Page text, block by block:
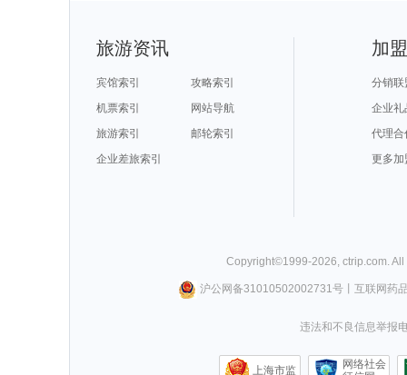
旅游资讯
宾馆索引
攻略索引
机票索引
网站导航
旅游索引
邮轮索引
企业差旅索引
加
分销联
企业礼
代理合
更多加
Copyright©1999-2026 ctrip.com .
沪公网备31010502002731号丨 互联网药
违法和不良信息举报
上海市监
网络社会